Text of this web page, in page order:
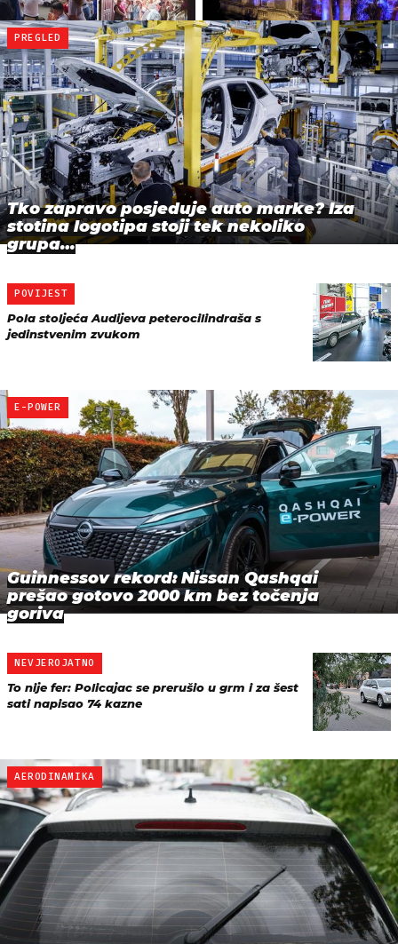
PREGLED
Tko zapravo posjeduje auto marke? Iza
stotina logotipa stoji tek nekoliko
grupa…
POVIJEST
Pola stoljeća Audijeva peterocilindraša s
jedinstvenim zvukom
E-POWER
Guinnessov rekord: Nissan Qashqai
prešao gotovo 2000 km bez točenja
goriva
NEVJEROJATNO
To nije fer: Policajac se prerušio u grm i za šest
sati napisao 74 kazne
AERODINAMIKA